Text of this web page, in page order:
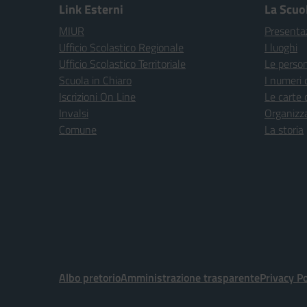
Link Esterni
MIUR
Ufficio Scolastico Regionale
Ufficio Scolastico Territoriale
Scuola in Chiaro
Iscrizioni On Line
Invalsi
Comune
La
I luoghi
Le
I numeri
Le carte
La storia
Albo pretorioAmministrazione trasparentePrivacy